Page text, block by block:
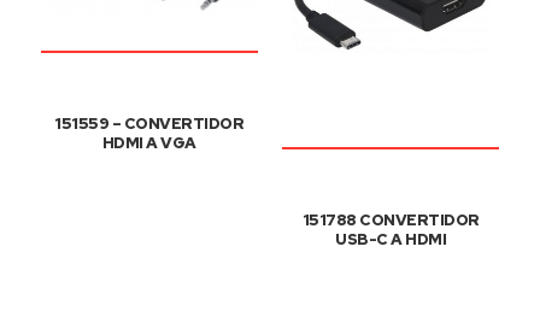
151559 – CONVERTIDOR
HDMI A VGA
151788 CONVERTIDOR
USB-C A HDMI